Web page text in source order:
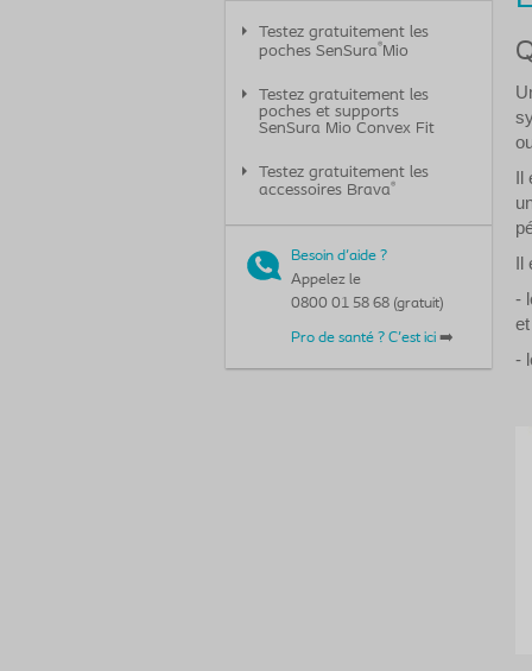
Testez gratuitement les
poches SenSura®Mio
Testez gratuitement les
poches et supports
SenSura Mio Convex Fit
Testez gratuitement les
accessoires Brava®
Besoin d'aide ?
Appelez le
0800 01 58 68 (gratuit)
Pro de santé ? C'est ici ➡️
Il
Il
-
-